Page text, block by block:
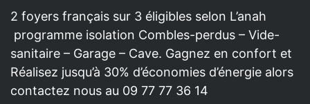
2 foyers français sur 3 éligibles selon L’anah
programme isolation Combles-perdus – Vide-
sanitaire – Garage – Cave. Gagnez en confort et
Réalisez jusqu’à 30% d’économies d’énergie alors
contactez nous au 09 77 77 36 14